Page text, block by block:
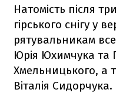
Натомість після
гірського снігу у
рятувальникам
Юрія Юхимчука та
Хмельницького, а
Віталія Сидорчука.